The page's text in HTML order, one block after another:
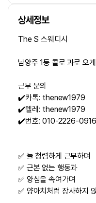
상세정보
The S 스웨디시
남양주 1등 콜로 과로 오
근무 문의
✔️카톡: thenew1979
✔️텔레: thenew1979
✔️번호: 010-2226-0916
✅ 늘 청렴하게 근무하며
✅ 근본 없는 행동과
✅ 양심을 속여가며
✅ 양아치처럼 장사하지